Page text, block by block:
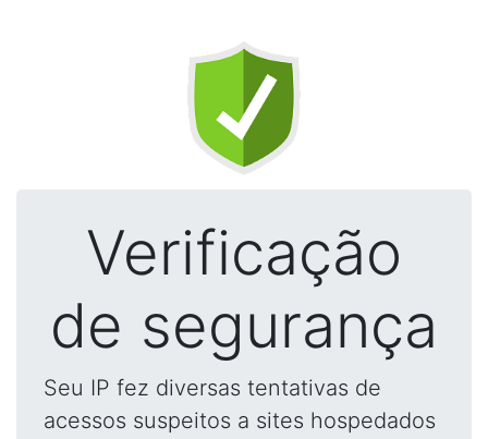
Verificação
de segurança
Seu IP fez diversas tentativas de
acessos suspeitos a sites hospedados